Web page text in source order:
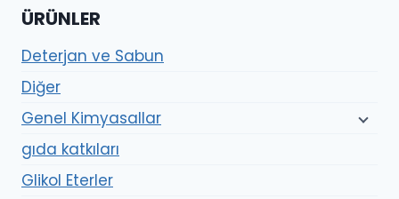
ÜRÜNLER
Deterjan ve Sabun
Diğer
Genel Kimyasallar
gıda katkıları
Glikol Eterler